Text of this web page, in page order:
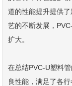
道的性能提升提供
艺的不断发展，
扩大。
在总结PVC-U塑料
良性能，满足了各